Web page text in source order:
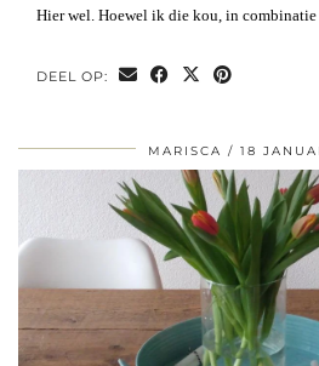
Hier wel. Hoewel ik die kou, in combinatie
DEEL OP:
MARISCA 18